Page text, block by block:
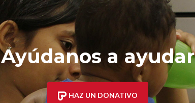
Ayúdanos a ayudar
HAZ UN DONATIVO